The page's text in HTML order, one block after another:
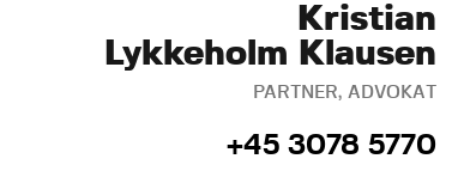
Kristian
Lykkeholm Klausen
PARTNER, ADVOKAT
+45 3078 5770